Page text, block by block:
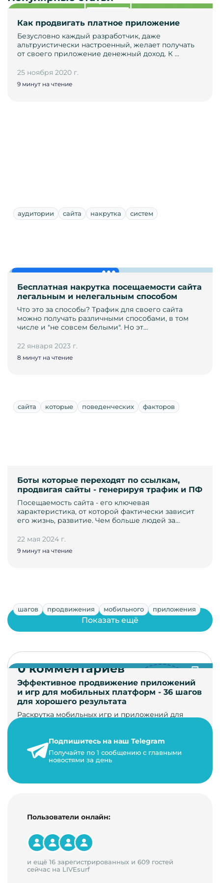
Как продвигать платное приложение
Безусловно каждый разработчик, даже
альтруистически настроенный, желает получать
от своего приложение денежный доход. К …
25 ноября 2020 г.
9 минут на чтение
аудитории сайта накрутка систем
Бесплатная накрутка посещаемости сайта
легальным и нелегальным способом
Что это за способы? Трафик для своего сайта
можно получать различными способами, в том
числе и "не совсем белыми". Но эт…
22 января 2023 г.
8 минут на чтение
сайта которые поведенческих факторов
Боты которые переходят по ссылкам,
продвигая сайты - генерируя трафик и ПФ
Посещаемость сайта - его ключевая
характеристика, от которой фактически зависит
его жизнь, развитие. Чем больше людей за…
22 мая 2024 г.
9 минут на чтение
шагов продвижения мобильного приложения
Эффективное продвижение приложений
и игр для мобильных платформ - 36 шагов
для хорошего результата
Раскрутка мобильных игр и приложений для
24 января 2021 г.
14 минут на чтение
Показать ещё
0 комментариев
Подпишитесь на наш Telegram
Получайте по 1 сообщению с главными
новостями за день
Пользователи онлайн:
и ещё 16 зарегистрированных и 609 гостей
сейчас на LIVEsurf